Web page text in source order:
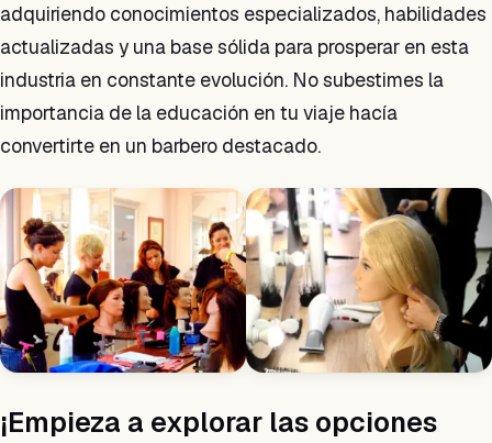
adquiriendo conocimientos especializados, habilidades
actualizadas y una base sólida para prosperar en esta
industria en constante evolución. No subestimes la
importancia de la educación en tu viaje hacía
convertirte en un barbero destacado.
¡Empieza a explorar las opciones